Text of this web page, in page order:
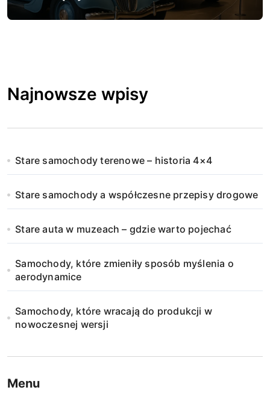
Najnowsze wpisy
Stare samochody terenowe – historia 4×4
Stare samochody a współczesne przepisy drogowe
Stare auta w muzeach – gdzie warto pojechać
Samochody, które zmieniły sposób myślenia o
aerodynamice
Samochody, które wracają do produkcji w
nowoczesnej wersji
Menu